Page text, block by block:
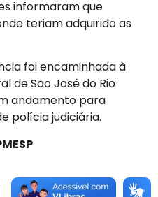
informaram que
teriam adquirido as
foi encaminhada à
de São José do Rio
andamento para
polícia judiciária.